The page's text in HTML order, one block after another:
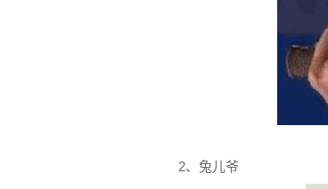
2、兔儿爷